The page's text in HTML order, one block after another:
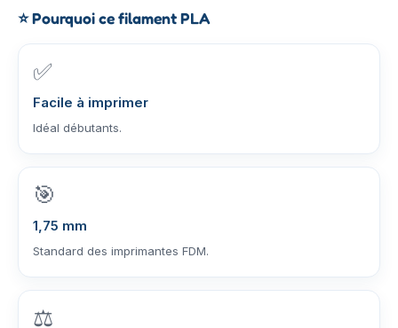
⭐Pourquoi ce filament PLA
✅
Facile à imprimer
Idéal débutants.
🎯
1,75 mm
Standard des imprimantes FDM.
⚖️